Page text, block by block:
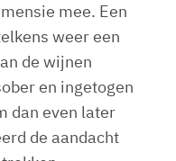
mee. Een
weer een
de wijnen
en ingetogen
dan even later
de aandacht